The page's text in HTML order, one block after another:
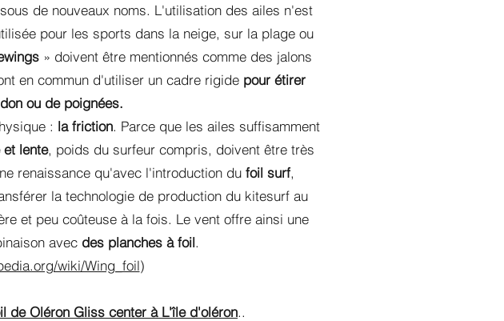
de nouveaux noms. L'utilisation des ailes n'est
pour les sports dans la neige, sur la plage ou
» doivent être mentionnés comme des jalons
en commun d'utiliser un cadre rigide pour étirer
ou de poignées.
: la friction. Parce que les ailes suffisamment
lente, poids du surfeur compris, doivent être très
renaissance qu'avec l'introduction du foil surf,
la technologie de production du kitesurf au
et peu coûteuse à la fois. Le vent offre ainsi une
avec des planches à foil.
wiki/Wing_foil)
de Oléron Gliss center à L'île d'oléron..